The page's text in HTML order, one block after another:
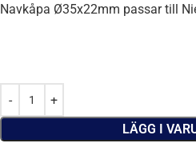
Navkåpa Ø35x22mm passar till
LÄGG I